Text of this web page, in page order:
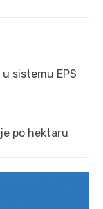
sistemu EPS
po hektaru